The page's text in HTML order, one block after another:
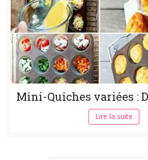
Mini-Quiches variées :
Lire la suite